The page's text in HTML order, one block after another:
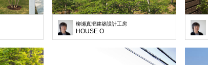
柳瀬真澄建築設計工房
HOUSE O